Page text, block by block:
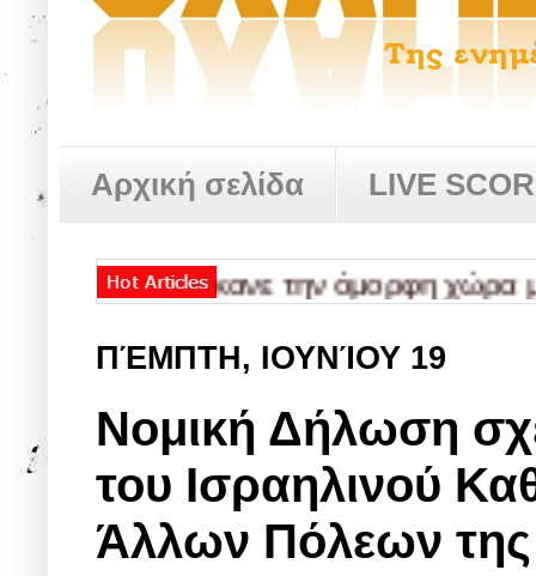
Αρχική σελίδα LIVE
έκανε την όμορφη χώρα μας
ΠΈΜΠΤΗ, ΙΟΥΝΊΟΥ 19
Νομική Δήλωση
του Ισραηλινού
Άλλων Πόλεων της